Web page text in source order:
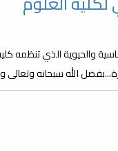
والحيوية الذي تنظمه
الله سبحانه